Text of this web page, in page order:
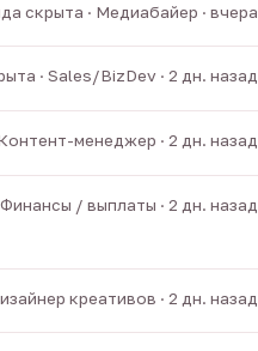
скрыта · Медиабайер · вчера
· Sales/BizDev · 2 дн. назад
менеджер · 2 дн. назад
/ выплаты · 2 дн. назад
креативов · 2 дн. назад